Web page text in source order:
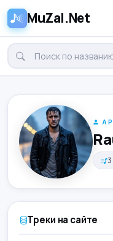
MuZal.Net
3
Треки на сайте